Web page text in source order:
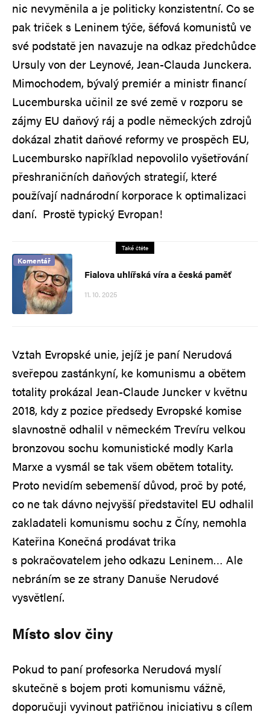
nic nevyměnila a je politicky konzistentní. Co se
pak triček s Leninem týče, šéfová komunistů ve
své podstatě jen navazuje na odkaz předchůdce
Ursuly von der Leynové, Jean-Clauda Junckera.
Mimochodem, bývalý premiér a ministr financí
Lucemburska učinil ze své země v rozporu se
zájmy EU daňový ráj a podle německých zdrojů
dokázal zhatit daňové reformy ve prospěch EU,
Lucembursko například nepovolilo vyšetřování
přeshraničních daňových strategií, které
používají nadnárodní korporace k optimalizaci
daní. Prostě typický Evropan!
Také čtěte
Komentář
Fialova uhlířská víra a česká paměť
11. 10. 2025
Vztah Evropské unie, jejíž je paní Nerudová
sveřepou zastánkyní, ke komunismu a obětem
totality prokázal Jean-Claude Juncker v květnu
2018, kdy z pozice předsedy Evropské komise
slavnostně odhalil v německém Trevíru velkou
bronzovou sochu komunistické modly Karla
Marxe a vysmál se tak všem obětem totality.
Proto nevidím sebemenší důvod, proč by poté,
co ne tak dávno nejvyšší představitel EU odhalil
zakladateli komunismu sochu z Číny, nemohla
Kateřina Konečná prodávat trika
s pokračovatelem jeho odkazu Leninem… Ale
nebráním se ze strany Danuše Nerudové
vysvětlení.
Místo slov činy
Pokud to paní profesorka Nerudová myslí
skutečně s bojem proti komunismu vážně,
doporučuji vyvinout patřičnou iniciativu s cílem